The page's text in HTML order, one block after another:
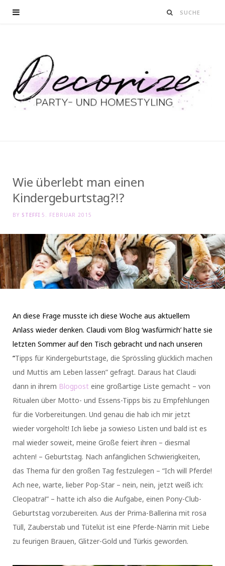
Wie überlebt man einen
Kindergeburtstag?!?
BY STEFFI 5. FEBRUAR 2015
An diese Frage musste ich diese Woche aus aktuellem
Anlass wieder denken. Claudi vom Blog ‘wasfürmich’ hatte sie
letzten Sommer auf den Tisch gebracht und nach unseren
“Tipps für Kindergeburtstage, die Sprössling glücklich machen
und Muttis am Leben lassen” gefragt. Daraus hat Claudi
dann in ihrem Blogpost eine großartige Liste gemacht – von
Ritualen über Motto- und Essens-Tipps bis zu Empfehlungen
für die Vorbereitungen. Und genau die hab ich mir jetzt
wieder vorgeholt! Ich liebe ja sowieso Listen und bald ist es
mal wieder soweit, meine Große feiert ihren – diesmal
achten! – Geburtstag. Nach anfänglichen Schwierigkeiten,
das Thema für den großen Tag festzulegen – “Ich will Pferde!
Ach nee, warte, lieber Pop-Star – nein, nein, jetzt weiß ich:
Cleopatra!” – hatte ich also die Aufgabe, einen Pony-Club-
Geburtstag vorzubereiten. Aus der Prima-Ballerina mit rosa
Tüll, Zauberstab und Tütelüt ist eine Pferde-Närrin mit Liebe
zu feurigen Brauen, Glitzer-Gold und Türkis geworden.